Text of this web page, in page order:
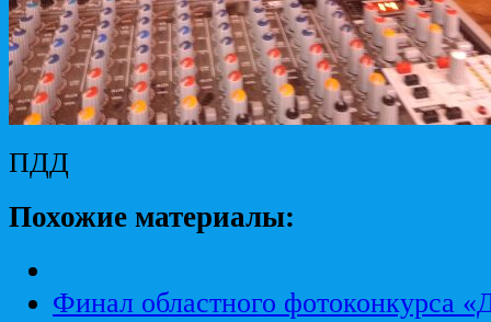
ПДД
Похожие материалы:
Финал областного фотоконкурса